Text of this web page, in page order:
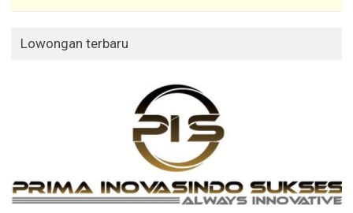
Lowongan terbaru